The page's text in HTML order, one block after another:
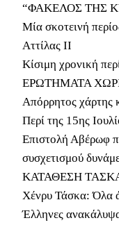
“ΦΑΚΕΛΟΣ ΤΗΣ
Μία σκοτεινή
Αττίλας II
Κίσιμη χρονική
ΕΡΩΤΗΜΑΤΑ
Απόρρητος χάρτης
Περί της 15ης
Επιστολή Αβέρωφ
συσχετισμού
ΚΑΤΑΘΕΣΗ
Χένρυ Τάσκα: Όλα
Έλληνες